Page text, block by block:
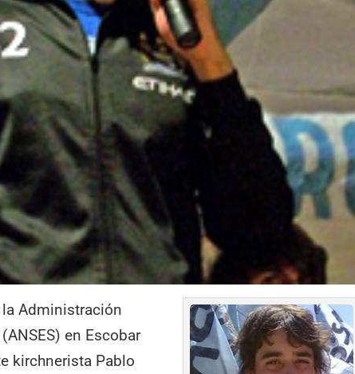
Administración
en Escobar
kirchnerista Pablo